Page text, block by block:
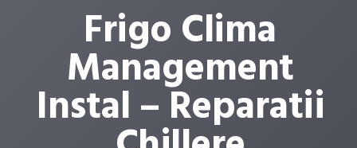
Frigo Clima
Management
Instal – Reparatii